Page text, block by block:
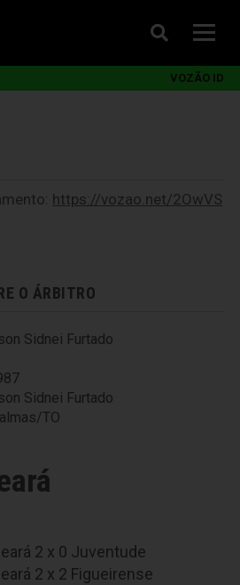
VOZÃO ID
https://vozao.net/2OwVS
O ÁRBITRO
Sidnei Furtado
Sidnei Furtado
TO
2 x 0 Juventude
2 x 2 Figueirense